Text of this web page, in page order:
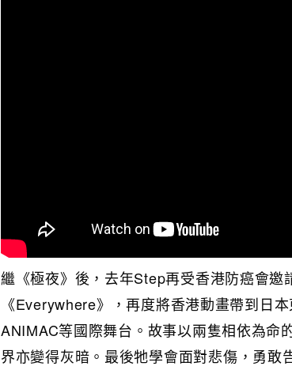
繼《極夜》後，去年Step再受香港防癌會邀
《Everywhere》，再度將香港動畫帶到日
ANIMAC等國際舞台。故事以兩隻相依為命
界亦變得灰暗。最後牠學會面對悲傷，勇敢